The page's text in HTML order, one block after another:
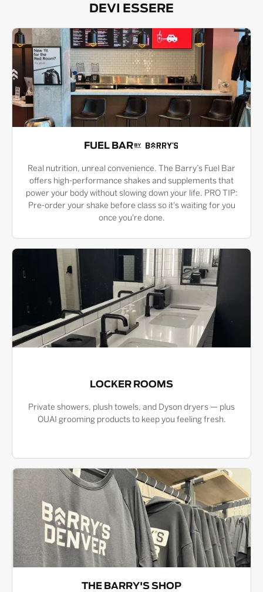
DEVI ESSERE
FUEL BAR
Real nutrition, unreal convenience. The Barry’s Fuel Bar
offers high-performance shakes and supplements that
power your body without slowing down your life. PRO TIP:
Pre-order your shake before class so it's waiting for you
once you're done.
LOCKER ROOMS
Private showers, plush towels, and Dyson dryers — plus
OUAI grooming products to keep you feeling fresh.
THE BARRY'S SHOP